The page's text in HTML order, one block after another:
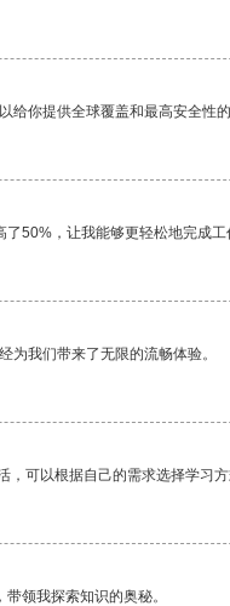
给你提供全球覆盖和最高安全性的
50%，让我能够更轻松地完成
为我们带来了无限的流畅体验。
，可以根据自己的需求选择学习方
领我探索知识的奥秘。